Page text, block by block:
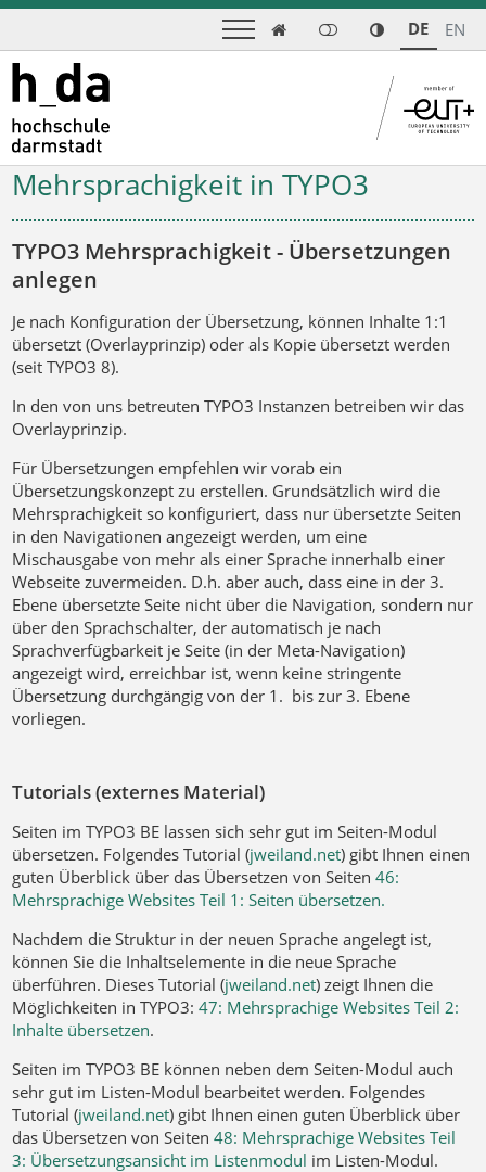
 DE EN
Mehrsprachigkeit in TYPO3
TYPO3 Mehrsprachigkeit - Übersetzungen
anlegen
Je nach Konfiguration der Übersetzung, können Inhalte 1:1
übersetzt (Overlayprinzip) oder als Kopie übersetzt werden
(seit TYPO3 8).
In den von uns betreuten TYPO3 Instanzen betreiben wir das
Overlayprinzip.
Für Übersetzungen empfehlen wir vorab ein
Übersetzungskonzept zu erstellen. Grundsätzlich wird die
Mehrsprachigkeit so konfiguriert, dass nur übersetzte Seiten
in den Navigationen angezeigt werden, um eine
Mischausgabe von mehr als einer Sprache innerhalb einer
Webseite zuvermeiden. D.h. aber auch, dass eine in der 3.
Ebene übersetzte Seite nicht über die Navigation, sondern nur
über den Sprachschalter, der automatisch je nach
Sprachverfügbarkeit je Seite (in der Meta-Navigation)
angezeigt wird, erreichbar ist, wenn keine stringente
Übersetzung durchgängig von der 1. bis zur 3. Ebene
vorliegen.
Tutorials (externes Material)
Seiten im TYPO3 BE lassen sich sehr gut im Seiten-Modul
übersetzen. Folgendes Tutorial (jweiland.net) gibt Ihnen einen
guten Überblick über das Übersetzen von Seiten46:
Mehrsprachige Websites Teil 1: Seiten übersetzen.
Nachdem die Struktur in der neuen Sprache angelegt ist,
können Sie die Inhaltselemente in die neue Sprache
überführen. Dieses Tutorial (jweiland.net) zeigt Ihnen die
Möglichkeiten in TYPO3:47: Mehrsprachige Websites Teil 2:
Inhalte übersetzen.
Seiten im TYPO3 BE können neben dem Seiten-Modul auch
sehr gut im Listen-Modul bearbeitet werden. Folgendes
Tutorial (jweiland.net) gibt Ihnen einen guten Überblick über
das Übersetzen von Seiten48: Mehrsprachige Websites Teil
3: Übersetzungsansicht im Listenmodul im Listen-Modul.